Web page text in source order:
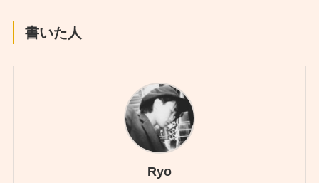
書いた人
Ryo